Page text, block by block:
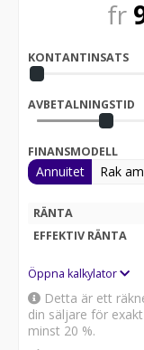
fr
KONTANTINSATS
AVBETALNINGSTID
FINANSMODELL
Annuitet Rak
RÄNTA
EFFEKTIV RÄNTA
Öppna kalkylator
Detta är ett
din säljare för
minst 20 %.